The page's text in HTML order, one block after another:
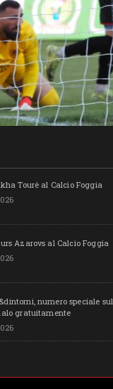
Tourè al Calcio Foggia
Azarovs al Calcio Foggia
numero speciale
gratuitamente